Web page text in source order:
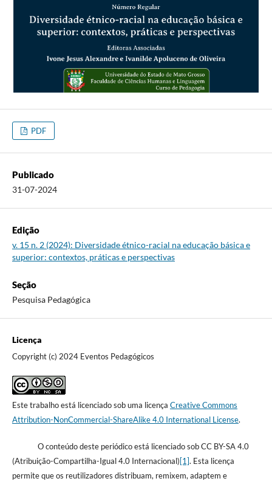
PDF
Publicado
31-07-2024
Edição
v. 15 n. 2 (2024): Diversidade étnico-racial na educação básica e
superior: contextos, práticas e perspectivas
Seção
Pesquisa Pedagógica
Licença
Copyright (c) 2024 Eventos Pedagógicos
Este trabalho está licenciado sob uma licença Creative Commons
Attribution-NonCommercial-ShareAlike 4.0 International License.
O conteúdo deste periódico está licenciado sob CC BY-SA 4.0
(Atribuição-Compartilha-Igual 4.0 Internacional)[1]. Esta licença
permite que os reutilizadores distribuam, remixem, adaptem e